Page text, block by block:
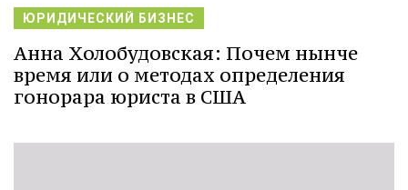
ЮРИДИЧЕСКИЙ БИЗНЕС
Анна Холобудовская: Почем нынче
время или о методах определения
гонорара юриста в США